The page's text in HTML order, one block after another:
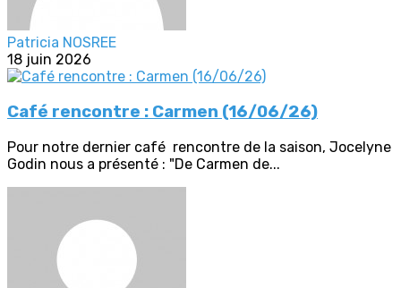
Patricia NOSREE
18 juin 2026
Café rencontre : Carmen (16/06/26)
Pour notre dernier café rencontre de la saison, Jocelyne
Godin nous a présenté : "De Carmen de...